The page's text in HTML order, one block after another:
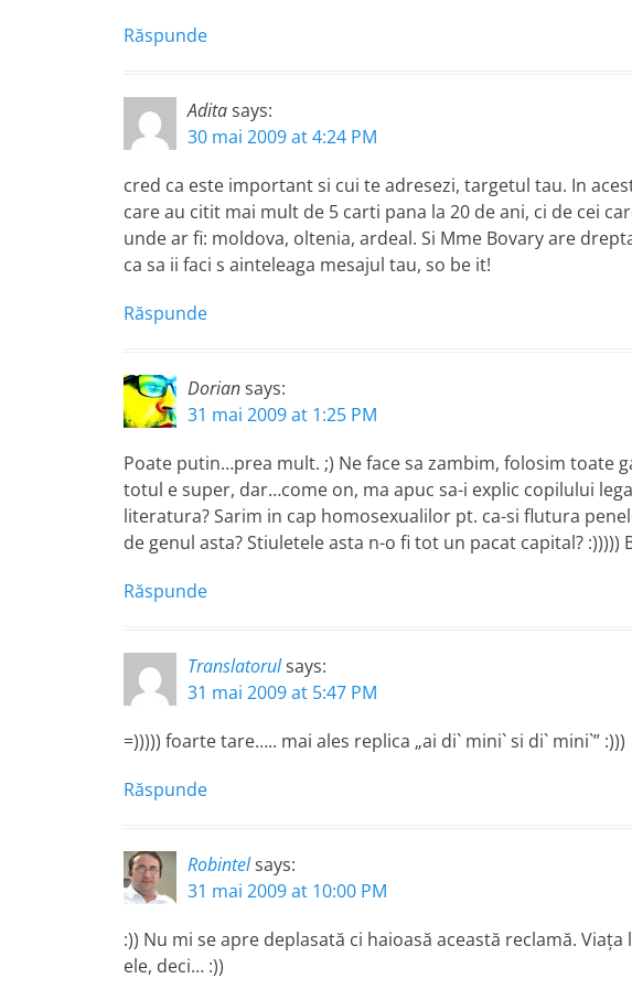
Răspunde
Aditasays:
30 mai 2009 at 4:24 PM
cred ca este important si cui te adresezi, targetul tau. In
care au citit mai mult de 5 carti pana la 20 de ani, ci de cei
unde ar fi: moldova, oltenia, ardeal. Si Mme Bovary are
ca sa ii faci s ainteleaga mesajul tau, so be it!
Răspunde
Doriansays:
31 mai 2009 at 1:25 PM
Poate putin…prea mult. ;) Ne face sa zambim, folosim toate
totul e super, dar…come on, ma apuc sa-i explic copilului
literatura? Sarim in cap homosexualilor pt. ca-si flutura
de genul asta? Stiuletele asta n-o fi tot un pacat capital? :)))))
Răspunde
Translatorulsays:
31 mai 2009 at 5:47 PM
=))))) foarte tare….. mai ales replica „ai di` mini` si di` mini`” :)))
Răspunde
Robintelsays:
31 mai 2009 at 10:00 PM
:)) Nu mi se apre deplasată ci haioasă această reclamă.
ele, deci… :))